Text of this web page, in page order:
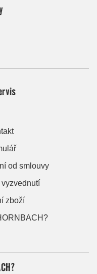
od smlouvy
zboží